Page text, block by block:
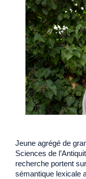
Jeune agrégé de
Sciences de
recherche portent
sémantique lexicale